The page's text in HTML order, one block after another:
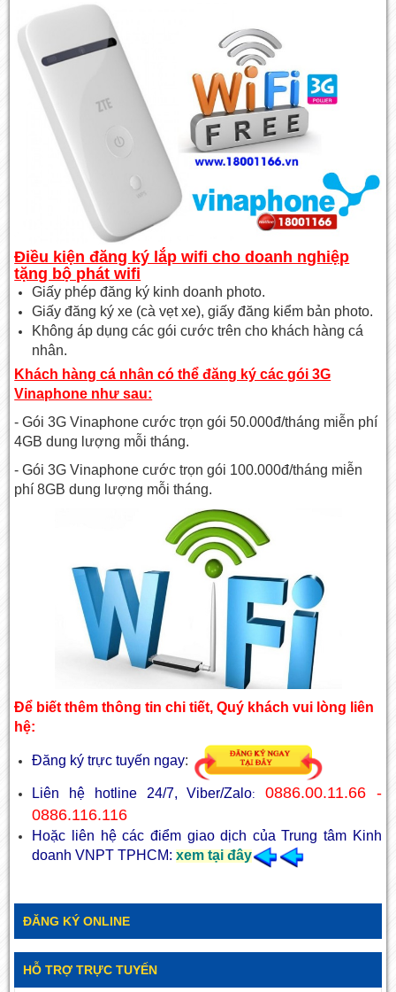
Điều kiện đăng ký lắp wifi cho doanh nghiệp
tặng bộ phát wifi
Giấy phép đăng ký kinh doanh photo.
Giấy đăng ký xe (cà vẹt xe), giấy đăng kiểm bản photo.
Không áp dụng các gói cước trên cho khách hàng cá
nhân.
Khách hàng cá nhân có thể đăng ký các gói 3G
Vinaphone như sau:
- Gói 3G Vinaphone cước trọn gói 50.000đ/tháng miễn phí
4GB dung lượng mỗi tháng.
- Gói 3G Vinaphone cước trọn gói 100.000đ/tháng miễn
phí 8GB dung lượng mỗi tháng.
Để biết thêm thông tin chi tiết, Quý khách vui lòng liên
hệ:
Đăng ký trực tuyến ngay:
Liên hệ hotline 24/7, Viber/Zalo:0886.00.11.66 -
0886.116.116
Hoặc liên hệ các điểm giao dịch của Trung tâm Kinh
doanh VNPT TPHCM: xem tại đây
ĐĂNG KÝ ONLINE
HỖ TRỢ TRỰC TUYẾN